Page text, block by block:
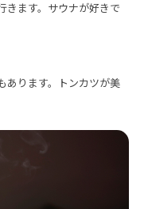
きます。サウナが好きで
あります。トンカツが美